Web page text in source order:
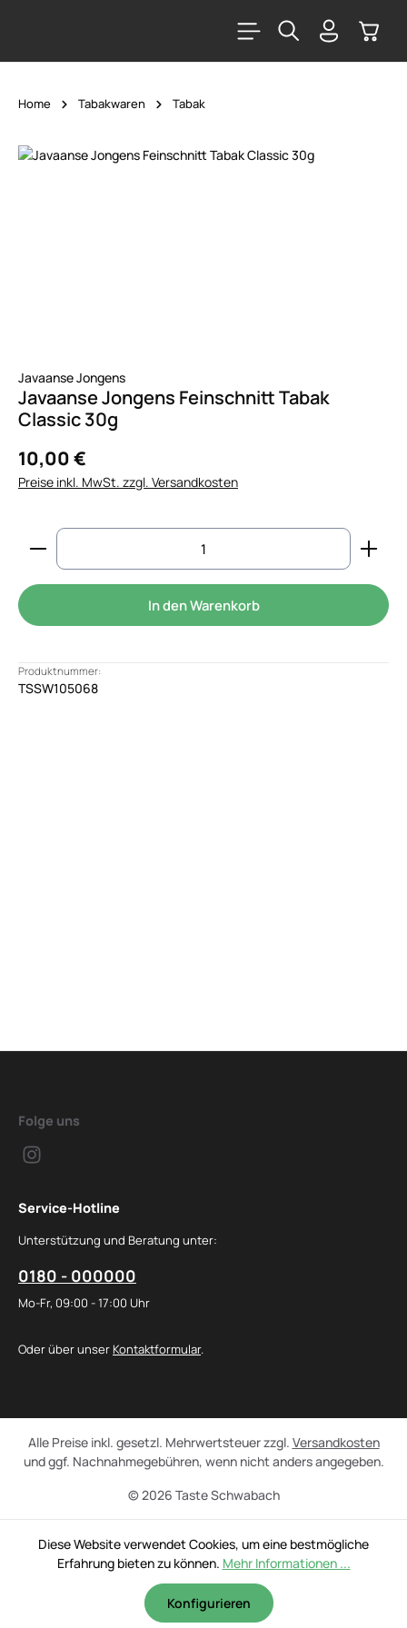
Home Tabakwaren Tabak
Bildergalerie überspringen
Javaanse Jongens
Javaanse Jongens Feinschnitt Tabak
Classic 30g
10,00 €
Preise inkl. MwSt. zzgl. Versandkosten
Produkt Anzahl: Gib den gewünschten Wert
In den Warenkorb
Produktnummer:
TSSW105068
Folge uns
Service-Hotline
Unterstützung und Beratung unter:
0180 - 000000
Mo-Fr, 09:00 - 17:00 Uhr
Oder über unser Kontaktformular.
© 2026 Taste Schwabach
Alle Preise inkl. gesetzl. Mehrwertsteuer zzgl. Versandkosten
und ggf. Nachnahmegebühren, wenn nicht anders angegeben.
Diese Website verwendet Cookies, um eine bestmögliche
Erfahrung bieten zu können. Mehr Informationen ...
Konfigurieren